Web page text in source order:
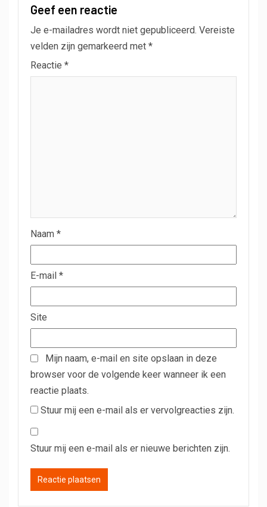
Geef een reactie
Je e-mailadres wordt niet gepubliceerd. Vereiste
velden zijn gemarkeerd met *
Reactie *
Naam *
E-mail *
Site
Mijn naam, e-mail en site opslaan in deze
browser voor de volgende keer wanneer ik een
reactie plaats.
Stuur mij een e-mail als er vervolgreacties zijn.
Stuur mij een e-mail als er nieuwe berichten zijn.